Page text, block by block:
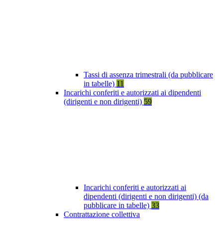
Tassi di assenza trimestrali (da pubblicare
in tabelle) 11
Incarichi conferiti e autorizzati ai dipendenti
(dirigenti e non dirigenti) 59
Incarichi conferiti e autorizzati ai
dipendenti (dirigenti e non dirigenti) (da
pubblicare in tabelle) 33
Contrattazione collettiva